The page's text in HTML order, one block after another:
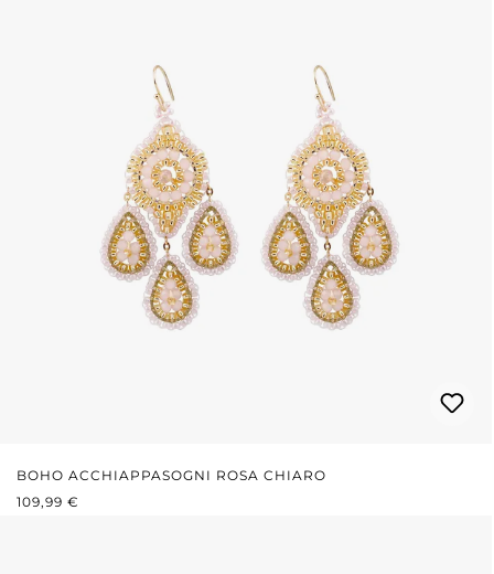
BOHO ACCHIAPPASOGNI ROSA CHIARO
PREZZO NORMALE:
109,99 €